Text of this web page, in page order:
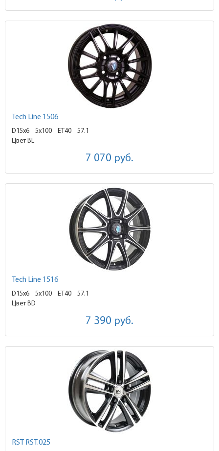
Tech Line 1506
D15x6 5x100 ET40
57.1
Цвет BL
7 070 руб.
Tech Line 1516
D15x6 5x100 ET40
57.1
Цвет BD
7 390 руб.
RST RST.025